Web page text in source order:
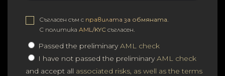
Съгласен съм с правилата за обмяната
С политика AML/KYC съгласен.
Passed the preliminaryAML check
I have not passed the preliminaryAML check
and accept all associated risks, as well as the terms